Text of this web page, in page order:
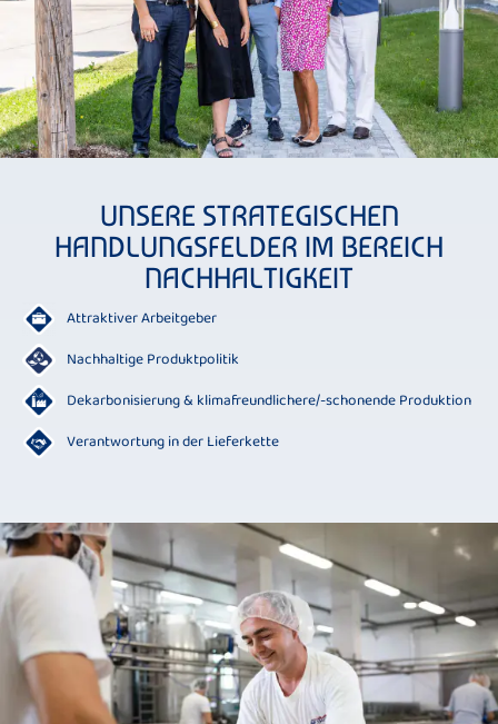
UNSERE STRATEGISCHEN
HANDLUNGSFELDER IM BEREICH
NACHHALTIGKEIT
Attraktiver Arbeitgeber
Nachhaltige Produktpolitik
Dekarbonisierung & klimafreundlichere/-schonende Produktion
Verantwortung in der Lieferkette